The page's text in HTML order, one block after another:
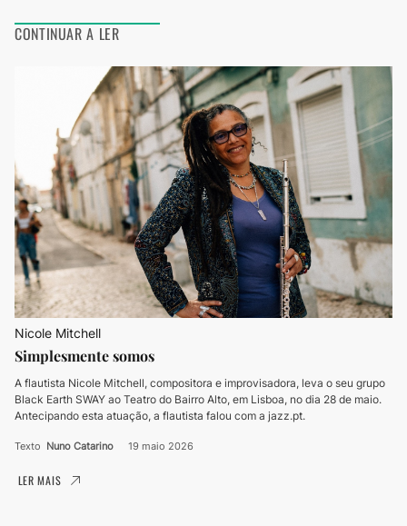
CONTINUAR A LER
Nicole Mitchell
Simplesmente somos
A flautista Nicole Mitchell, compositora e improvisadora, leva o seu grupo
Black Earth SWAY ao Teatro do Bairro Alto, em Lisboa, no dia 28 de maio.
Antecipando esta atuação, a flautista falou com a jazz.pt.
Texto Nuno Catarino 19 maio 2026
LER MAIS